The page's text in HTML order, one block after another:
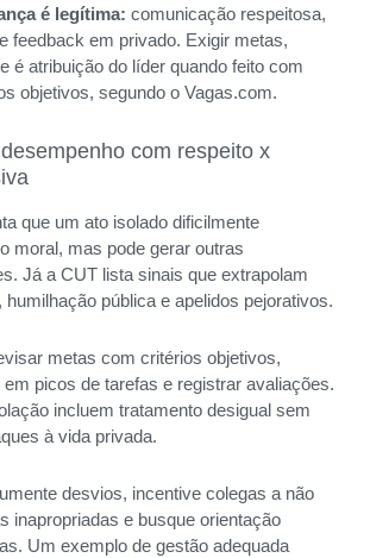
é legítima: comunicação respeitosa,
feedback em privado. Exigir metas,
é atribuição do líder quando feito com
objetivos, segundo o Vagas.com.
com respeito x
que um ato isolado dificilmente
moral, mas pode gerar outras
Já a CUT lista sinais que extrapolam
pública e apelidos pejorativos.
metas com critérios objetivos,
picos de tarefas e registrar avaliações.
incluem tratamento desigual sem
à vida privada.
desvios, incentive colegas a não
inapropriadas e busque orientação
Um exemplo de gestão adequada